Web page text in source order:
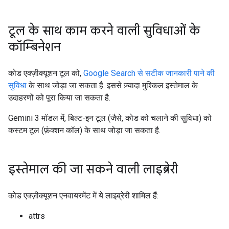
टूल के साथ काम करने वाली सुविधाओं के
कॉम्बिनेशन
कोड एक्ज़ीक्यूशन टूल को, Google Search से सटीक जानकारी पाने की
सुविधाके साथ जोड़ा जा सकता है. इससे ज़्यादा मुश्किल इस्तेमाल के
उदाहरणों को पूरा किया जा सकता है.
Gemini 3 मॉडल में, बिल्ट-इन टूल (जैसे, कोड को चलाने की सुविधा) को
कस्टम टूल (फ़ंक्शन कॉल) के साथ जोड़ा जा सकता है.
इस्तेमाल की जा सकने वाली लाइब्रेरी
कोड एक्ज़ीक्यूशन एनवायरमेंट में ये लाइब्रेरी शामिल हैं:
attrs